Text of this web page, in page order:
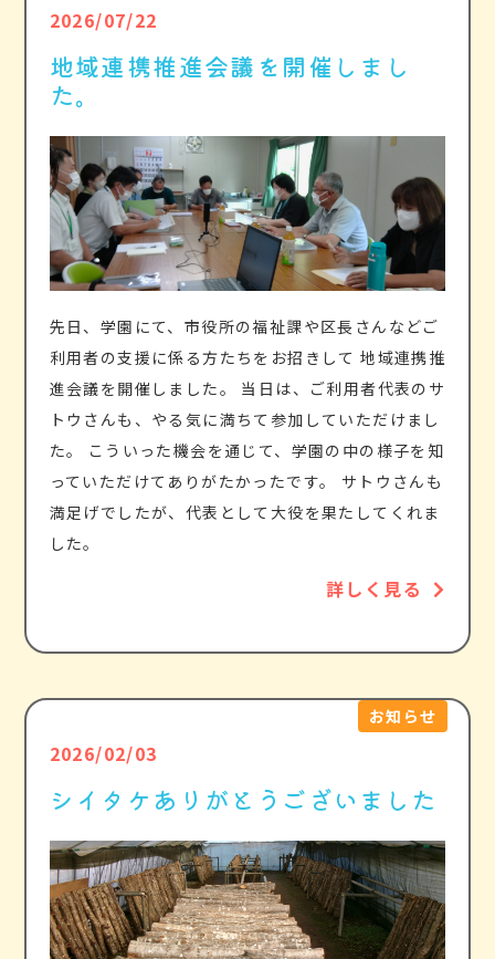
施設紹介
運営法人案内
2026/07/22
地域連携推進会議を開催しまし
た。
先日、学園にて、市役所の福祉課や区長さんなどご
利用者の支援に係る方たちをお招きして 地域連携推
進会議を開催しました。 当日は、ご利用者代表のサ
トウさんも、やる気に満ちて参加していただけまし
た。 こういった機会を通じて、学園の中の様子を知
っていただけてありがたかったです。 サトウさんも
満足げでしたが、代表として大役を果たしてくれま
した。
詳しく見る
お知らせ
2026/02/03
シイタケありがとうございました